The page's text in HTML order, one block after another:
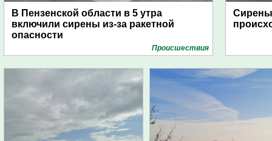
В Пензенской области в 5 утра
включили сирены из-за ракетной
опасности
Проиcшествия
Сирены